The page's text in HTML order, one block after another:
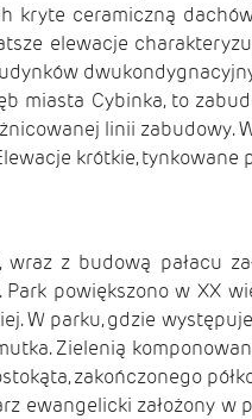
kryte ceramiczną
elewacje
miasta Cybinka, to
linii zabudowy.
krótkie,
z budową pałacu
powiększono w XX
W parku, gdzie
Zielenią
zakończonego
ewangelicki założony w